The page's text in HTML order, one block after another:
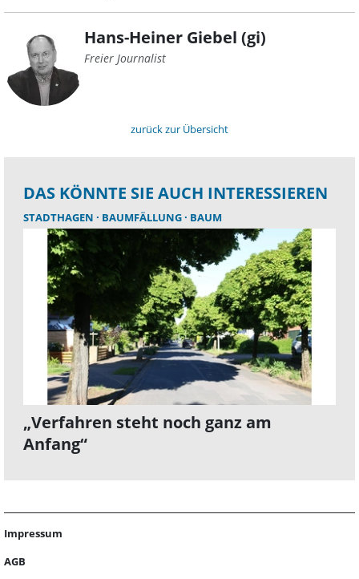
Hans-Heiner Giebel (gi)
Freier Journalist
zurück zur Übersicht
DAS KÖNNTE SIE AUCH INTERESSIEREN
STADTHAGEN BAUMFÄLLUNG BAUM
„Verfahren steht noch ganz am
Anfang“
Impressum
AGB